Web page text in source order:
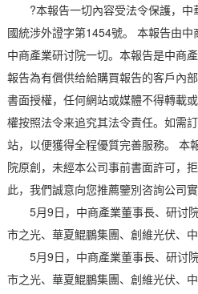
?本報告一切內容受法令保護，中
國統涉外證字第1454號。 本報告由
中商產業研讨院一切。本報告是中商
報告為有償供给給購買報告的客戶內
書面授權，任何網站或媒體不得轉載
權按照法令来追究其法令責任。如需
站，以便獲得全程優質完善服務。 本
院原創，未經本公司事前書面許可，
此，我們誠意向您推薦鑒別咨詢公司實
5月9日，中商產業董事長、研讨
市之光、華夏鯤鵬集團、創維光伏、
5月9日，中商產業董事長、研讨
市之光、華夏鯤鵬集團、創維光伏、